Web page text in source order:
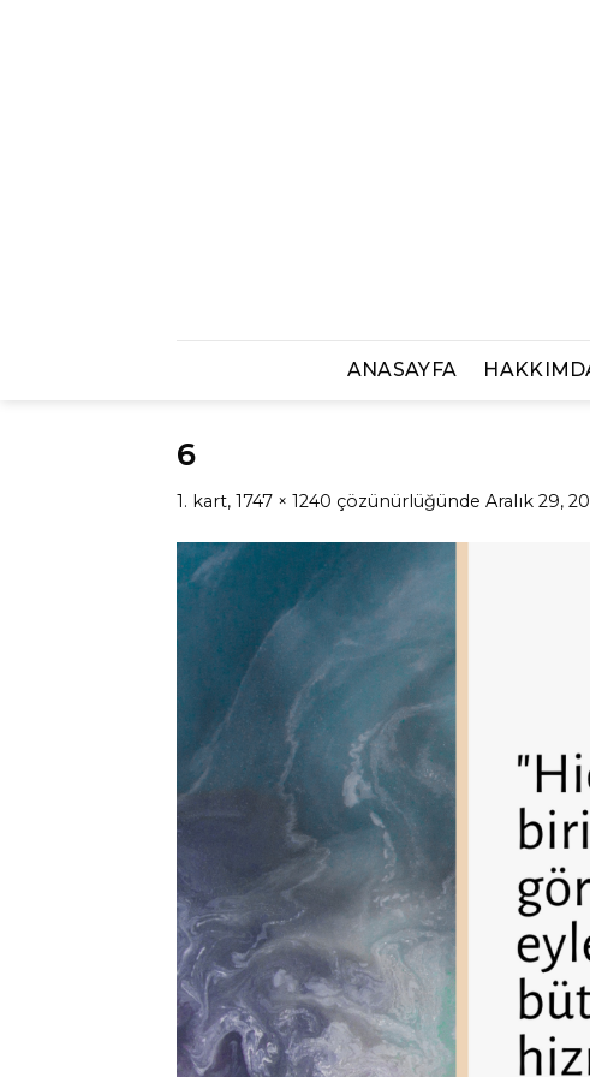
ANASAYFA
6
1. kart, 1747 × 1240 çözünürlüğünde Aralık 29,